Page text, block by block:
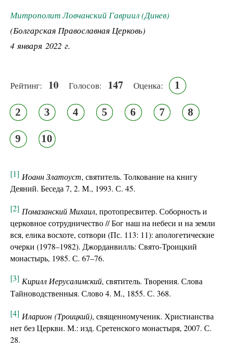
Митрополит Ловчанский Гавриил (Динев)
(Болгарская Православная Церковь)
4 января 2022 г.
Рейтинг: 10 Голосов: 147 Оценка: 1
2 3 4 5 6 7 8
9 10
[1] Иоанн Златоуст, святитель. Толкование на книгу
Деяний. Беседа 7, 2. М., 1993. С. 45.
[2] Помазанский Михаил, протопресвитер. Соборность и
церковное сотрудничество // Бог наш на небеси и на земли
вся, елика восхоте, сотвори (Пс. 113: 11): апологетические
очерки (1978–1982). Джорданвилль: Свято-Троицкий
монастырь, 1985. С. 67–76.
[3] Кирилл Иерусалимский, святитель. Творения. Слова
Тайноводственныя. Слово 4. М., 1855. С. 368.
[4] Иларион (Троицкий), священномученик. Христианства
нет без Церкви. М.: изд. Сретенского монастыря, 2007. С.
28.